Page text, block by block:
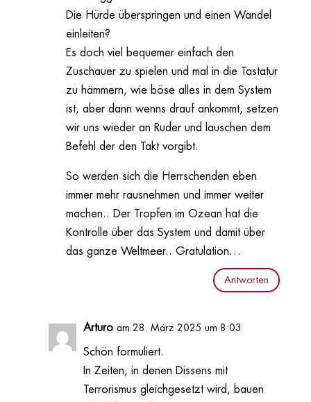
Die Hürde überspringen und einen Wandel
einleiten?
Es doch viel bequemer einfach den
Zuschauer zu spielen und mal in die Tastatur
zu hämmern, wie böse alles in dem System
ist, aber dann wenns drauf ankommt, setzen
wir uns wieder an Ruder und lauschen dem
Befehl der den Takt vorgibt.
So werden sich die Herrschenden eben
immer mehr rausnehmen und immer weiter
machen.. Der Tropfen im Ozean hat die
Kontrolle über das System und damit über
das ganze Weltmeer.. Gratulation…
Antworten
Arturo am 28. März 2025 um 8:03
Schön formuliert.
In Zeiten, in denen Dissens mit
Terrorismus gleichgesetzt wird, bauen